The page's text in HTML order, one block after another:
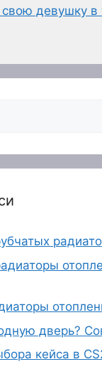
свою девушку в
дверь?
кейса в